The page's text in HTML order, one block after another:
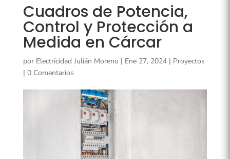
Cuadros de Potencia,
Control y Protección a
Medida en Cárcar
por Electricidad Julián Moreno | Ene 27, 2024| Proyectos
| 0 Comentarios